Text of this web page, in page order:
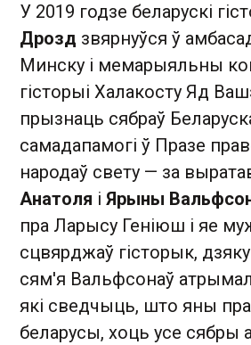
У 2019 годзе беларускі
Дрозд звярнуўся ў
Минску і мемарыяльны
гісторыі Халакосту Яд
прызнаць сябраў
самадапамогі ў Празе
народаў свету — за
Анатоля і Ярыны
пра Ларысу Геніюш і яе
сцвярджаў гісторык,
сям'я Вальфсонаў
які сведчыць, што яны
беларусы, хоць усе сябры